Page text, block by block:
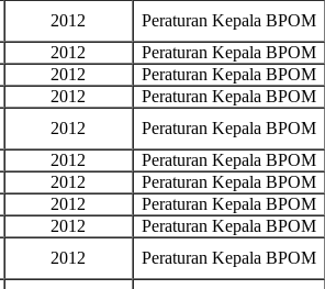
2012 Peraturan Kepala BPOM
2012 Peraturan Kepala BPOM
2012 Peraturan Kepala BPOM
2012 Peraturan Kepala BPOM
2012 Peraturan Kepala BPOM
2012 Peraturan Kepala BPOM
2012 Peraturan Kepala BPOM
2012 Peraturan Kepala BPOM
2012 Peraturan Kepala BPOM
2012 Peraturan Kepala BPOM